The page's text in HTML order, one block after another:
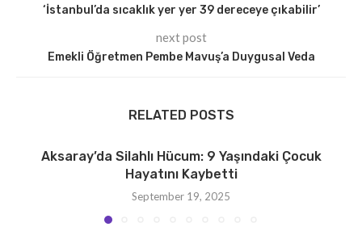
‘İstanbul’da sıcaklık yer yer 39 dereceye çıkabilir’
next post
Emekli Öğretmen Pembe Mavuş’a Duygusal Veda
RELATED POSTS
Aksaray’da Silahlı Hücum: 9 Yaşındaki Çocuk
Hayatını Kaybetti
September 19, 2025